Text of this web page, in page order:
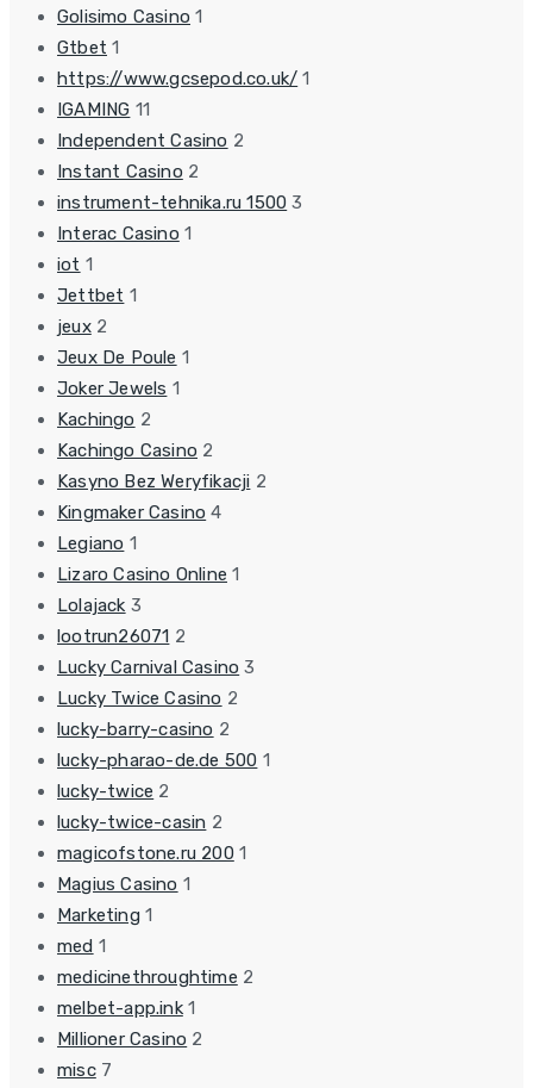
Golisimo Casino 1
Gtbet 1
https://www.gcsepod.co.uk/ 1
IGAMING 11
Independent Casino 2
Instant Casino 2
instrument-tehnika.ru 1500 3
Interac Casino 1
iot 1
Jettbet 1
jeux 2
Jeux De Poule 1
Joker Jewels 1
Kachingo 2
Kachingo Casino 2
Kasyno Bez Weryfikacji 2
Kingmaker Casino 4
Legiano 1
Lizaro Casino Online 1
Lolajack 3
lootrun26071 2
Lucky Carnival Casino 3
Lucky Twice Casino 2
lucky-barry-casino 2
lucky-pharao-de.de 500 1
lucky-twice 2
lucky-twice-casin 2
magicofstone.ru 200 1
Magius Casino 1
Marketing 1
med 1
medicinethroughtime 2
melbet-app.ink 1
Millioner Casino 2
misc 7